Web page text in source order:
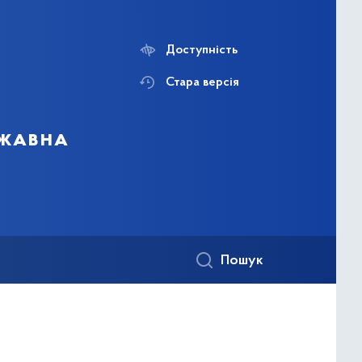
Доступність
Стара версія
Пошук